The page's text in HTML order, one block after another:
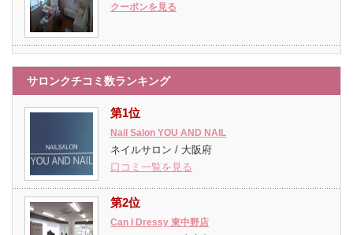
クーポンを見る
サロンクチコミ数ランキング
第1位
Nail Salon YOU AND NAIL
ネイルサロン / 大阪府
口コミ一覧を見る
第2位
Can I Dressy 東中野店